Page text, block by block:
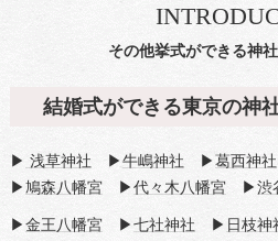
その他挙式ができる神
結婚式ができる東京の神
▶ 浅草神社 ▶ 牛嶋神社 ▶葛西神社
▶ 鳩森八幡宮▶ 代々木八幡宮▶ 渋
▶ 金王八幡宮▶ 七社神社 ▶ 日枝神